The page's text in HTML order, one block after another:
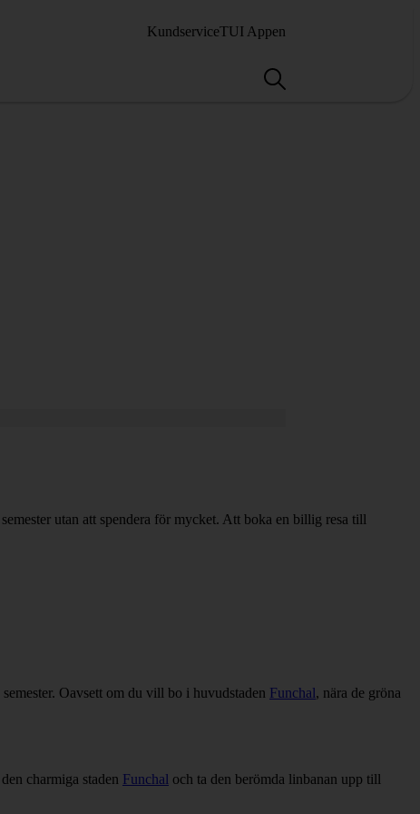
KundserviceTUI Appen
utan att spendera för mycket. Att boka en billig resa till
Oavsett om du vill bo i huvudstaden Funchal, nära de gröna
charmiga staden Funchal och ta den berömda linbanan upp till